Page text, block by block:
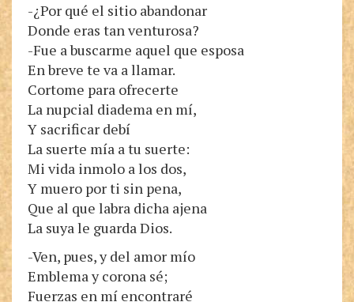
-¿Por qué el sitio abandonar
Donde eras tan venturosa?
-Fue a buscarme aquel que esposa
En breve te va a llamar.
Cortome para ofrecerte
La nupcial diadema en mí,
Y sacrificar debí
La suerte mía a tu suerte:
Mi vida inmolo a los dos,
Y muero por ti sin pena,
Que al que labra dicha ajena
La suya le guarda Dios.
-Ven, pues, y del amor mío
Emblema y corona sé;
Fuerzas en mí encontraré